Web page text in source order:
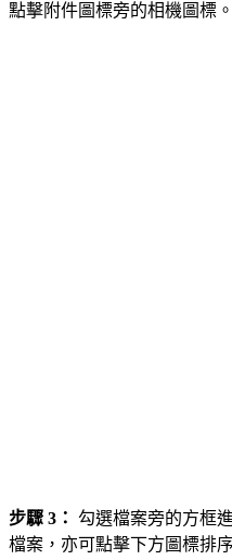
點擊附件圖標旁的相機圖標。
步驟 3： 勾選檔案旁的方框
檔案，亦可點擊下方圖標排